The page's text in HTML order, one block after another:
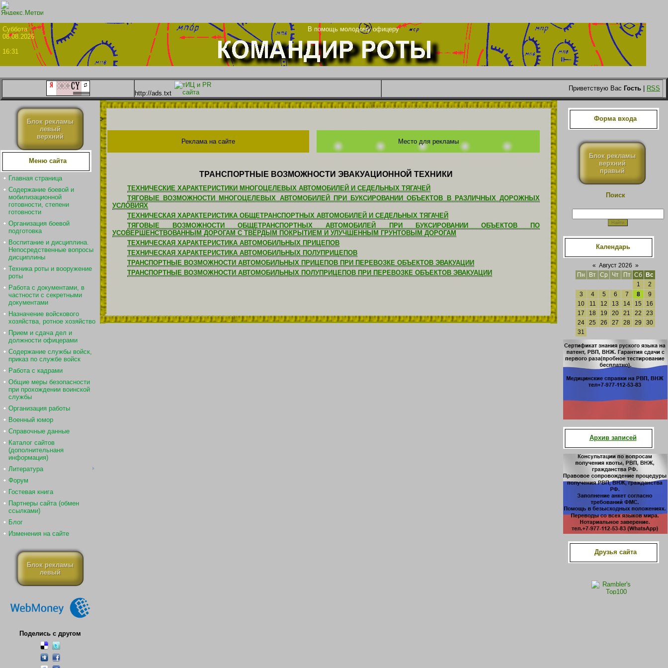
Суббота
В помощь молодому офицеру
08.08.2026
16:31
http://ads.txt
Приветствую Вас Гость RSS
Блок рекламы
левый
верхний
Меню сайта
Главная страница
Содержание боевой и
мобилизационной
готовности, степени
готовности
Организация боевой
подготовка
Воспитание и дисциплина.
Непосредственные вопросы
дисциплины
Техника роты и вооружение
роты
Работа с документами, в
частности с секретными
документами
Назначение войскового
хозяйства, ротное хозяйство
Прием и сдача дел и
должности офицерами
Содержание службы войск,
приказ по службе войск
Работа с кадрами
Общие меры безопасности
при прохождении воинской
службы
Организация работы
Военный юмор
Справочные данные
Каталог сайтов
(дополнительнаня
информация)
Литература
Форум
Гостевая книга
Партнеры сайта (обмен
ссылками)
Блог
Изменения на сайте
Блок рекламы
левый
Поделись с другом
>
Реклама на сайте Место для рекламы
ТРАНСПОРТНЫЕ ВОЗМОЖНОСТИ ЭВАКУАЦИОННОЙ ТЕХНИКИ
ТЕХНИЧЕСКИЕ ХАРАКТЕРИСТИКИ МНОГОЦЕЛЕВЫХ АВТОМОБИЛЕЙ И СЕДЕЛЬНЫХ ТЯГАЧЕЙ
ТЯГОВЫЕ ВОЗМОЖНОСТИ МНОГОЦЕЛЕВЫХ АВТОМОБИЛЕЙ ПРИ БУКСИРОВАНИИ ОБЪЕКТОВ В РАЗЛИЧНЫХ ДОРОЖНЫХ
УСЛОВИЯХ
ТЕХНИЧЕСКАЯ ХАРАКТЕРИСТИКА ОБЩЕТРАНСПОРТНЫХ АВТОМОБИЛЕЙ И СЕДЕЛЬНЫХ ТЯГАЧЕЙ
ТЯГОВЫЕ ВОЗМОЖНОСТИ ОБЩЕТРАНСПОРТНЫХ АВТОМОБИЛЕЙ ПРИ БУКСИРОВАНИИ ОБЪЕКТОВ ПО
УСОВЕРШЕНСТВОВАННЫМ ДОРОГАМ С ТВЁРДЫМ ПОКРЫТИЕМ И УЛУЧШЕННЫМ ГРУНТОВЫМ ДОРОГАМ
ТЕХНИЧЕСКАЯ ХАРАКТЕРИСТИКА АВТОМОБИЛЬНЫХ ПРИЦЕПОВ
ТЕХНИЧЕСКАЯ ХАРАКТЕРИСТИКА АВТОМОБИЛЬНЫХ ПОЛУПРИЦЕПОВ
ТРАНСПОРТНЫЕ ВОЗМОЖНОСТИ АВТОМОБИЛЬНЫХ ПРИЦЕПОВ ПРИ ПЕРЕВОЗКЕ ОБЪЕКТОВ ЭВАКУАЦИИ
ТРАНСПОРТНЫЕ ВОЗМОЖНОСТИ АВТОМОБИЛЬНЫХ ПОЛУПРИЦЕПОВ ПРИ ПЕРЕВОЗКЕ ОБЪЕКТОВ ЭВАКУАЦИИ
Форма входа
Блок рекламы
верхний
правый
Поиск
Календарь
« Август 2026 »
Пн
Вт Ср Чт Пт Сб
Вс
1
2
3
4 5 6 7 8
9
10
11 12 13 14 15
16
17
18 19 20 21 22
23
24
25 26 27 28 29
30
31
Архив записей
Друзья сайта